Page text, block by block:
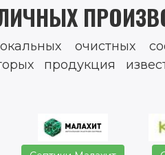
очистных
продукция